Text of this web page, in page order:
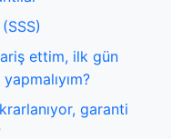
ettim, ilk gün
garanti